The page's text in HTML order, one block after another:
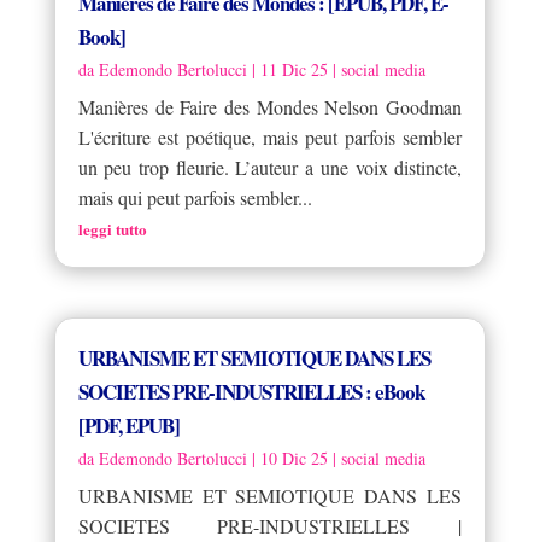
Book]
da Edemondo Bertolucci| 11 Dic 25 | social media
Manières de Faire des Mondes Nelson Goodman
L'écriture est poétique, mais peut parfois sembler
un peu trop fleurie. L’auteur a une voix distincte,
mais qui peut parfois sembler...
leggi tutto
URBANISME ET SEMIOTIQUE DANS LES
SOCIETES PRE-INDUSTRIELLES : eBook
[PDF, EPUB]
da Edemondo Bertolucci| 10 Dic 25 | social media
URBANISME ET SEMIOTIQUE DANS LES
SOCIETES PRE-INDUSTRIELLES |